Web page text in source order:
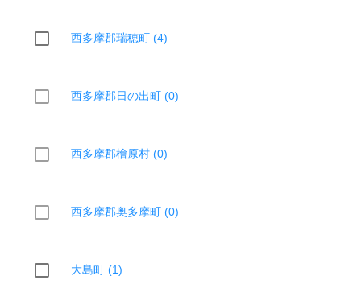
西多摩郡瑞穂町 (4)
西多摩郡日の出町 (0)
西多摩郡檜原村 (0)
西多摩郡奥多摩町 (0)
大島町 (1)